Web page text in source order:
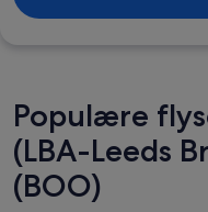
Populære
(LBA-Leeds
(BOO)